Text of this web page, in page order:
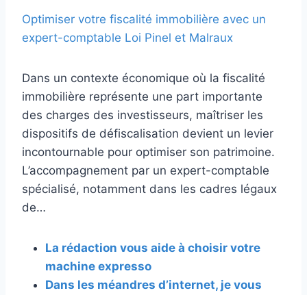
Optimiser votre fiscalité immobilière avec un
expert-comptable Loi Pinel et Malraux
Dans un contexte économique où la fiscalité
immobilière représente une part importante
des charges des investisseurs, maîtriser les
dispositifs de défiscalisation devient un levier
incontournable pour optimiser son patrimoine.
L’accompagnement par un expert-comptable
spécialisé, notamment dans les cadres légaux
de…
La rédaction vous aide à choisir votre
machine expresso
Dans les méandres d’internet, je vous